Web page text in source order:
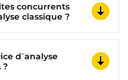
concurrents
classique ?
d’analyse
?